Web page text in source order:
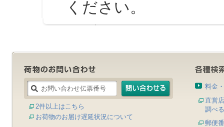
ください。
2件以上はこちら
お荷物のお届け遅延状況について
料金
直営
調べる
郵便